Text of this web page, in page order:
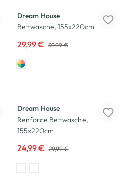
Dream House
Bettwäsche, 155x220cm
29,99 € 39,99 €
Dream House
Renforce Bettwäsche,
155x220cm
24,99 € 29,99 €